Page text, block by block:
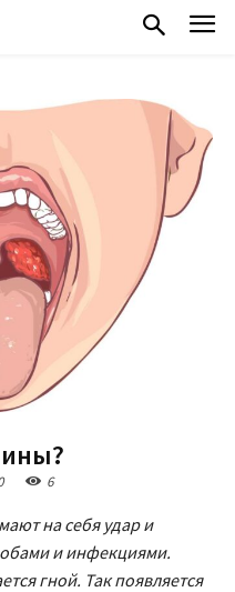
6
на себя удар и
и инфекциями.
гной. Так появляется